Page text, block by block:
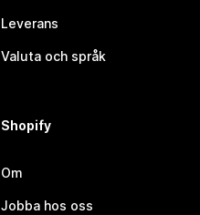
Leverans
Valuta och språk
Shopify
Om
Jobba hos oss